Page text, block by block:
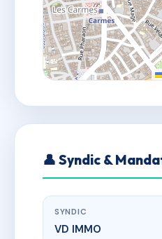
👤 Syndic &
SYNDIC
VD IMMO